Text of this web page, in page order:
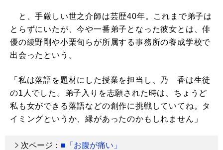
と、手厳しい世之介師は芸歴40年。これまで弟子は
とらずにいたが、今や一番弟子となった彼女とは、俳
優の綾野剛や小栗旬らが所属する事務所の養成学校で
出会ったという。
「私は落語を題材にした授業を担当し、乃ゝ香は生徒
の1人でした。弟子入りを志願された時は、ちょうど
私も女ができる落語などの創作に挑戦していてね。タ
イミングというか、縁があったのかもしれません」
次ページ： ■「お腹が痛い」